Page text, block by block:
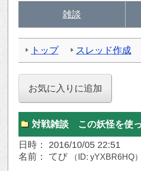
雑談
トップ スレッド作成
対戦雑談 この妖怪を使
日時： 2016/10/05 22:51
名前： てぴ
（ID: yYXBR6HQ）